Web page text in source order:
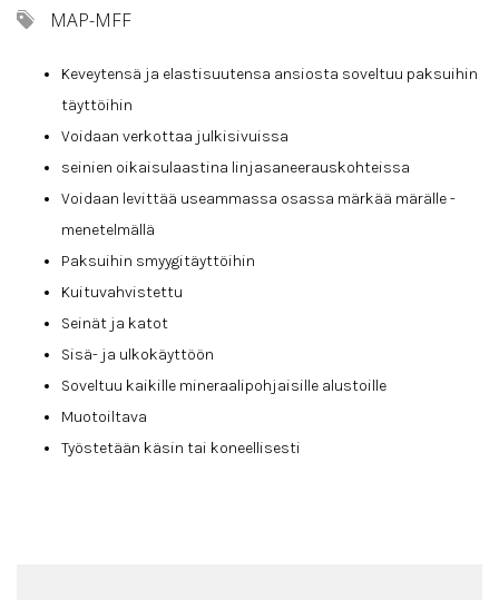
MAP-MFF
Keveytensä ja elastisuutensa ansiosta soveltuu paksuihin
täyttöihin
Voidaan verkottaa julkisivuissa
seinien oikaisulaastina linjasaneerauskohteissa
Voidaan levittää useammassa osassa märkää märälle -
menetelmällä
Paksuihin smyygitäyttöihin
Kuituvahvistettu
Seinät ja katot
Sisä- ja ulkokäyttöön
Soveltuu kaikille mineraalipohjaisille alustoille
Muotoiltava
Työstetään käsin tai koneellisesti